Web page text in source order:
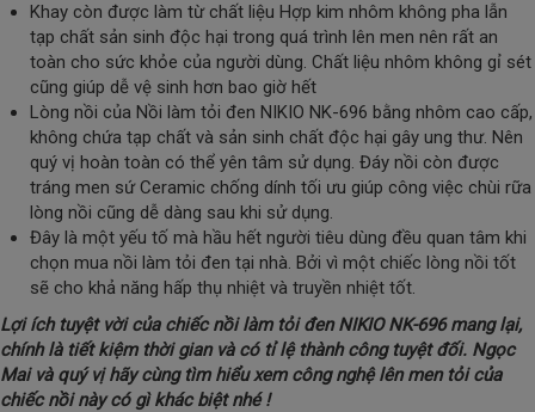
Khay còn được làm từ chất liệu Hợp kim nhôm không pha lẫn
tạp chất sản sinh độc hại trong quá trình lên men nên rất an
toàn cho sức khỏe của người dùng. Chất liệu nhôm không gỉ sét
cũng giúp dễ vệ sinh hơn bao giờ hết
Lòng nồi của Nồi làm tỏi đen NIKIO NK-696 bằng nhôm cao cấp,
không chứa tạp chất và sản sinh chất độc hại gây ung thư. Nên
quý vị hoàn toàn có thể yên tâm sử dụng. Đáy nồi còn được
tráng men sứ Ceramic chống dính tối ưu giúp công việc chùi rữa
lòng nồi cũng dễ dàng sau khi sử dụng.
Đây là một yếu tố mà hầu hết người tiêu dùng đều quan tâm khi
chọn mua nồi làm tỏi đen tại nhà. Bởi vì một chiếc lòng nồi tốt
sẽ cho khả năng hấp thụ nhiệt và truyền nhiệt tốt.
Lợi ích tuyệt vời của chiếc nồi làm tỏi đen NIKIO NK-696 mang lại,
chính là tiết kiệm thời gian và có tỉ lệ thành công tuyệt đối. Ngọc
Mai và quý vị hãy cùng tìm hiểu xem công nghệ lên men tỏi của
chiếc nồi này có gì khác biệt nhé !